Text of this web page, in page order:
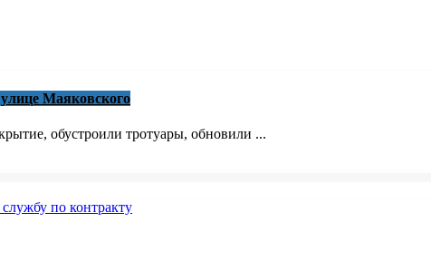
Маяковского
обустроили тротуары, обновили ...